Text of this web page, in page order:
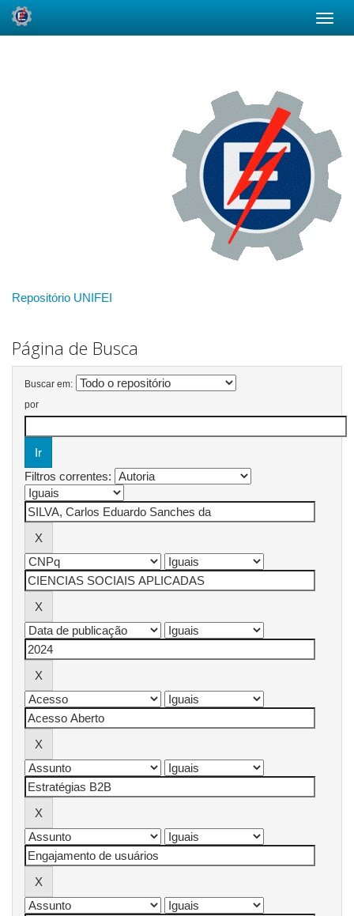
Repositório UNIFEI
Página de Busca
Buscar em:
por
Filtros correntes: